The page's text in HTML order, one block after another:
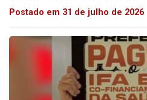
Postado em 31 de julho de 2026